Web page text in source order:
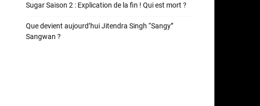
Sugar Saison 2 : Explication de la fin ! Qui est mort ?
Que devient aujourd’hui Jitendra Singh “Sangy”
Sangwan ?